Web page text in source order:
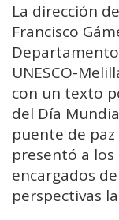
La dirección
Francisco
UNESCO-
con un texto
del Día
puente de paz
presentó a
encargados
perspectivas